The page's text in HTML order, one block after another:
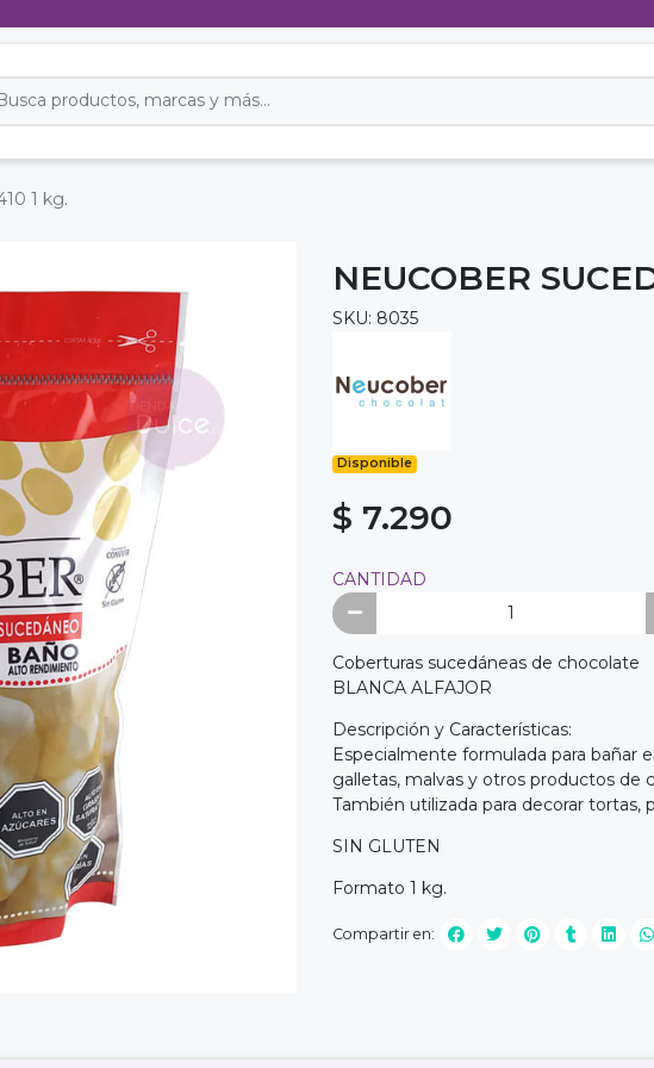
1 kg.
NEUCOBER
SKU: 8035
Disponible
$ 7.290
CANTIDAD
Coberturas sucedáneas de chocolate
BLANCA ALFAJOR
Descripción y Características:
Especialmente formulada para bañar
galletas, malvas y otros productos
También utilizada para decorar tortas,
SIN GLUTEN
Formato 1 kg.
Compartir en: